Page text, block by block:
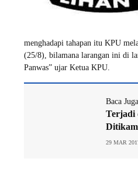
menghadapi tahapan itu KPU
(25/8), bilamana larangan ini di
Panwas” ujar Ketua KPU.
Baca Juga
Terjadi
29 MAR